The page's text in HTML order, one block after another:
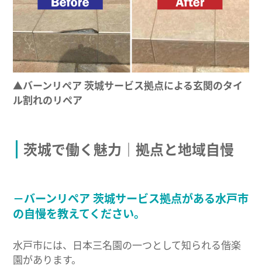
▲バーンリペア 茨城サービス拠点による玄関のタイ
ル割れのリペア
茨城で働く魅力｜拠点と地域自慢
－バーンリペア 茨城サービス拠点がある水戸市
の自慢を教えてください。
水戸市には、日本三名園の一つとして知られる偕楽
園があります。